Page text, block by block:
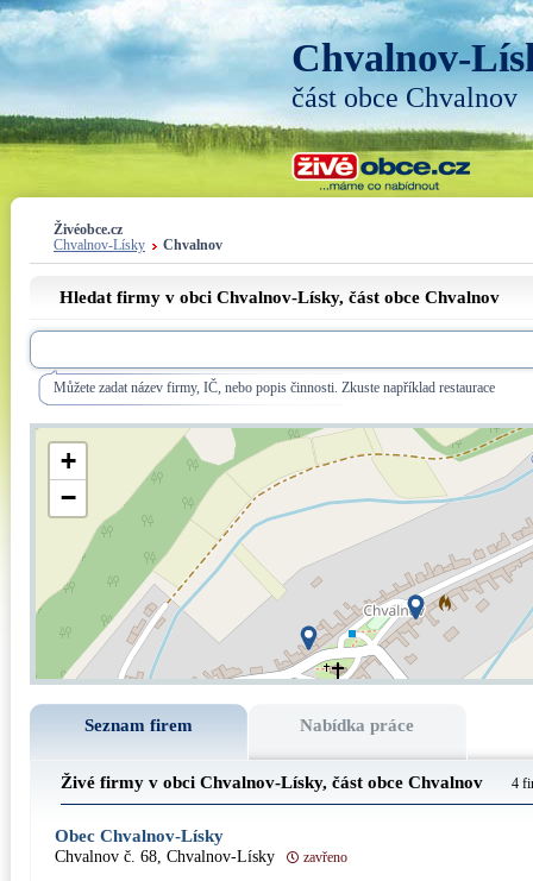
Chvalnov-
část obce Chvalnov
Živéobce.cz
Chvalnov-Lísky
Chvalnov
Hledat firmy v obci Chvalnov-Lísky, část obce Chvalnov
Můžete zadat název firmy, IČ, nebo popis činnosti. Zkuste například restaurace
+
−
Seznam firem Nabídka práce
Živé firmy v obci Chvalnov-Lísky, část obce Chvalnov 4
Obec Chvalnov-Lísky
Chvalnov č. 68, Chvalnov-Lísky zavřeno